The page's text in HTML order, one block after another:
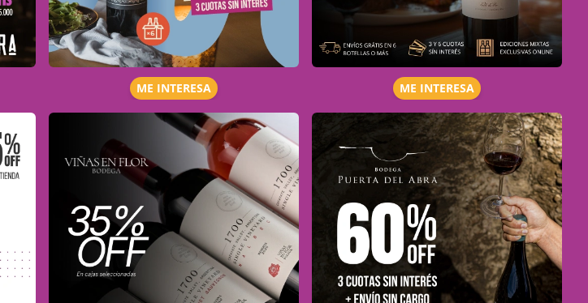
ME INTERESA ME INTERESA